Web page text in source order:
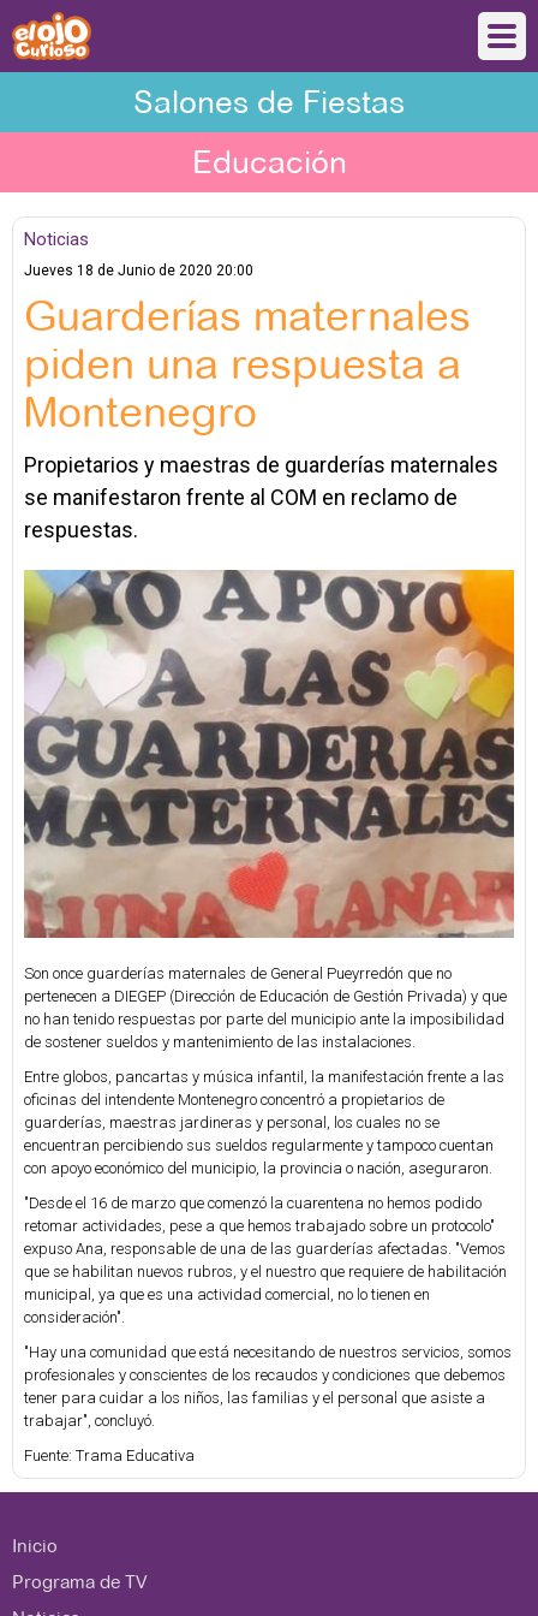
Salones de Fiestas
Educación
Noticias
Jueves 18 de Junio de 2020 20:00
Guarderías maternales
piden una respuesta a
Montenegro
Propietarios y maestras de guarderías maternales
se manifestaron frente al COM en reclamo de
respuestas.
Son once guarderías maternales de General Pueyrredón que no
pertenecen a DIEGEP (Dirección de Educación de Gestión Privada) y que
no han tenido respuestas por parte del municipio ante la imposibilidad
de sostener sueldos y mantenimiento de las instalaciones.
Entre globos, pancartas y música infantil, la manifestación frente a las
oficinas del intendente Montenegro concentró a propietarios de
guarderías, maestras jardineras y personal, los cuales no se
encuentran percibiendo sus sueldos regularmente y tampoco cuentan
con apoyo económico del municipio, la provincia o nación, aseguraron.
"Desde el 16 de marzo que comenzó la cuarentena no hemos podido
retomar actividades, pese a que hemos trabajado sobre un protocolo"
expuso Ana, responsable de una de las guarderías afectadas. "Vemos
que se habilitan nuevos rubros, y el nuestro que requiere de habilitación
municipal, ya que es una actividad comercial, no lo tienen en
consideración".
"Hay una comunidad que está necesitando de nuestros servicios, somos
profesionales y conscientes de los recaudos y condiciones que debemos
tener para cuidar a los niños, las familias y el personal que asiste a
trabajar", concluyó.
Fuente: Trama Educativa
Inicio
Programa de TV